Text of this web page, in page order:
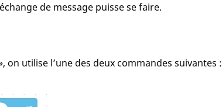
de message puisse se faire.
on utilise l’une des deux commandes suivantes :